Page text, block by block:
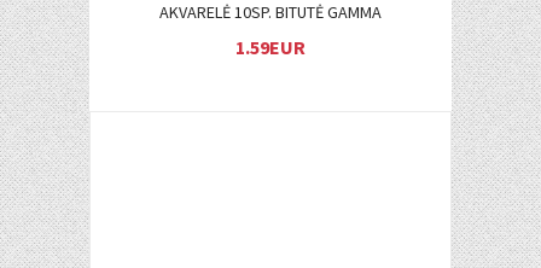
AKVARELĖ 10SP. BITUTĖ GAMMA
1.59EUR